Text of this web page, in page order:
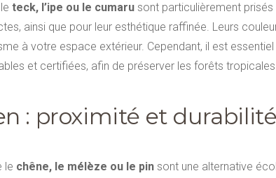
teck, l’ipe ou le cumaru sont particulièrement
ainsi que pour leur esthétique raffinée. Leurs
à votre espace extérieur. Cependant, il est
et certifiées, afin de préserver les forêts
: proximité et durabilité
le chêne, le mélèze ou le pin sont une alternative